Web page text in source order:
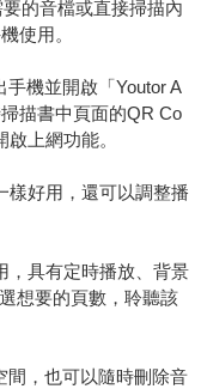
的音檔或直接掃描內
使用。
手機並開啟「Youtor A
描書中頁面的QR Co
上網功能。
樣好用，還可以調整播
，具有定時播放、背景
想要的頁數，聆聽該
間，也可以隨時刪除音